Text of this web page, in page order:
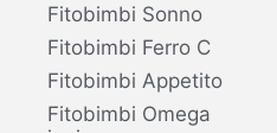
Fitobimbi Sonno
Fitobimbi Ferro C
Fitobimbi Appetito
Fitobimbi Omega